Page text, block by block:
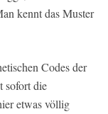
kennt das Muster
Codes der
sofort die
etwas völlig